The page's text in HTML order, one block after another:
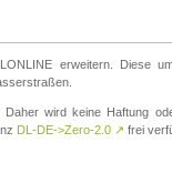
erweitern. Diese
wird keine Haftung
DL-DE->Zero-2.0 ↗ frei